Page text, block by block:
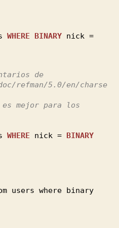
WHERE BINARY nick =
de
refman/5.0/en/charse
mejor para los
WHERE nick = BINARY
users where binary